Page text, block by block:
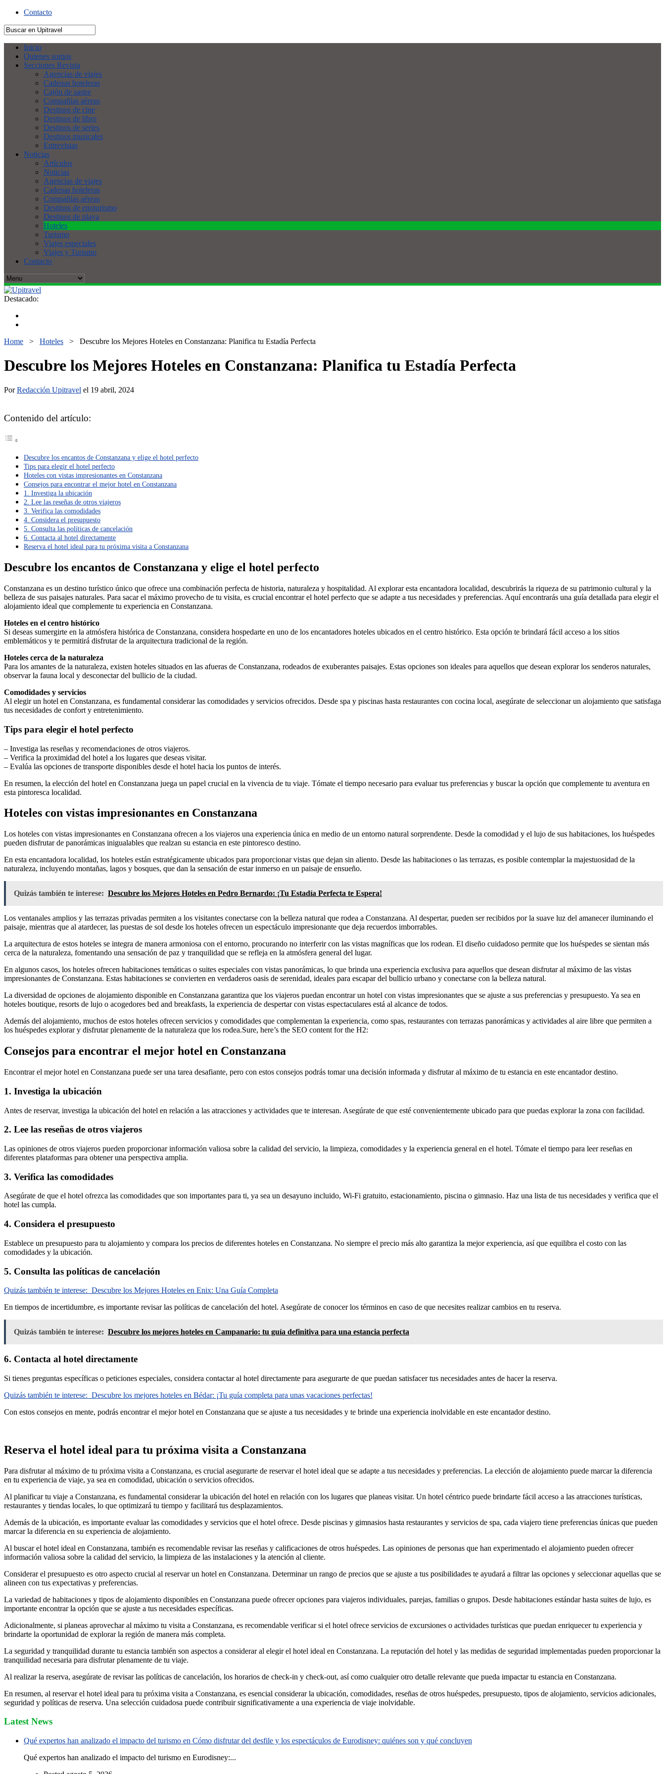
Contacto
Inicio
Quienes somos
Secciones Revista
Agencias de viajes
Cadenas hoteleras
Cajón de sastre
Compañías aéreas
Destinos de cine
Destinos de libro
Destinos de series
Destinos musicales
Entrevistas
Noticias
Artículos
Noticias
Agencias de viajes
Cadenas hoteleras
Compañías aéreas
Destinos de enoturismo
Destinos de playa
Hoteles
Turismo
Viajes especiales
Viajes y Turismo
Contacto
Destacado:
Home > Hoteles > Descubre los Mejores Hoteles en Constanzana: Planifica tu Estadía Perfecta
Descubre los Mejores Hoteles en Constanzana: Planifica tu Estadía Perfecta
PorRedacción Upitravel el 19 abril, 2024
Contenido del artículo:
Descubre los encantos de Constanzana y elige el hotel perfecto
Tips para elegir el hotel perfecto
Hoteles con vistas impresionantes en Constanzana
Consejos para encontrar el mejor hotel en Constanzana
1. Investiga la ubicación
2. Lee las reseñas de otros viajeros
3. Verifica las comodidades
4. Considera el presupuesto
5. Consulta las políticas de cancelación
6. Contacta al hotel directamente
Reserva el hotel ideal para tu próxima visita a Constanzana
Descubre los encantos de Constanzana y elige el hotel perfecto
Constanzana es un destino turístico único que ofrece una combinación perfecta de historia, naturaleza y hospitalidad. Al explorar esta encantadora localidad, descubrirás la riqueza de su patrimonio cultural y la
belleza de sus paisajes naturales. Para sacar el máximo provecho de tu visita, es crucial encontrar el hotel perfecto que se adapte a tus necesidades y preferencias. Aquí encontrarás una guía detallada para elegir el
alojamiento ideal que complemente tu experiencia en Constanzana.
Hoteles en el centro histórico
Si deseas sumergirte en la atmósfera histórica de Constanzana, considera hospedarte en uno de los encantadores hoteles ubicados en el centro histórico. Esta opción te brindará fácil acceso a los sitios
emblemáticos y te permitirá disfrutar de la arquitectura tradicional de la región.
Hoteles cerca de la naturaleza
Para los amantes de la naturaleza, existen hoteles situados en las afueras de Constanzana, rodeados de exuberantes paisajes. Estas opciones son ideales para aquellos que desean explorar los senderos naturales,
observar la fauna local y desconectar del bullicio de la ciudad.
Comodidades y servicios
Al elegir un hotel en Constanzana, es fundamental considerar las comodidades y servicios ofrecidos. Desde spa y piscinas hasta restaurantes con cocina local, asegúrate de seleccionar un alojamiento que satisfaga
tus necesidades de confort y entretenimiento.
Tips para elegir el hotel perfecto
– Investiga las reseñas y recomendaciones de otros viajeros.
– Verifica la proximidad del hotel a los lugares que deseas visitar.
– Evalúa las opciones de transporte disponibles desde el hotel hacia los puntos de interés.
En resumen, la elección del hotel en Constanzana juega un papel crucial en la vivencia de tu viaje. Tómate el tiempo necesario para evaluar tus preferencias y buscar la opción que complemente tu aventura en
esta pintoresca localidad.
Hoteles con vistas impresionantes en Constanzana
Los hoteles con vistas impresionantes en Constanzana ofrecen a los viajeros una experiencia única en medio de un entorno natural sorprendente. Desde la comodidad y el lujo de sus habitaciones, los huéspedes
pueden disfrutar de panorámicas inigualables que realzan su estancia en este pintoresco destino.
En esta encantadora localidad, los hoteles están estratégicamente ubicados para proporcionar vistas que dejan sin aliento. Desde las habitaciones o las terrazas, es posible contemplar la majestuosidad de la
naturaleza, incluyendo montañas, lagos y bosques, que dan la sensación de estar inmerso en un paisaje de ensueño.
Quizás también te interese: Descubre los Mejores Hoteles en Pedro Bernardo: ¡Tu Estadía Perfecta te Espera!
Los ventanales amplios y las terrazas privadas permiten a los visitantes conectarse con la belleza natural que rodea a Constanzana. Al despertar, pueden ser recibidos por la suave luz del amanecer iluminando el
paisaje, mientras que al atardecer, las puestas de sol desde los hoteles ofrecen un espectáculo impresionante que deja recuerdos imborrables.
La arquitectura de estos hoteles se integra de manera armoniosa con el entorno, procurando no interferir con las vistas magníficas que los rodean. El diseño cuidadoso permite que los huéspedes se sientan más
cerca de la naturaleza, fomentando una sensación de paz y tranquilidad que se refleja en la atmósfera general del lugar.
En algunos casos, los hoteles ofrecen habitaciones temáticas o suites especiales con vistas panorámicas, lo que brinda una experiencia exclusiva para aquellos que desean disfrutar al máximo de las vistas
impresionantes de Constanzana. Estas habitaciones se convierten en verdaderos oasis de serenidad, ideales para escapar del bullicio urbano y conectarse con la belleza natural.
La diversidad de opciones de alojamiento disponible en Constanzana garantiza que los viajeros puedan encontrar un hotel con vistas impresionantes que se ajuste a sus preferencias y presupuesto. Ya sea en
hoteles boutique, resorts de lujo o acogedores bed and breakfasts, la experiencia de despertar con vistas espectaculares está al alcance de todos.
Además del alojamiento, muchos de estos hoteles ofrecen servicios y comodidades que complementan la experiencia, como spas, restaurantes con terrazas panorámicas y actividades al aire libre que permiten a
los huéspedes explorar y disfrutar plenamente de la naturaleza que los rodea.Sure, here’s the SEO content for the H2:
Consejos para encontrar el mejor hotel en Constanzana
Encontrar el mejor hotel en Constanzana puede ser una tarea desafiante, pero con estos consejos podrás tomar una decisión informada y disfrutar al máximo de tu estancia en este encantador destino.
1. Investiga la ubicación
Antes de reservar, investiga la ubicación del hotel en relación a las atracciones y actividades que te interesan. Asegúrate de que esté convenientemente ubicado para que puedas explorar la zona con facilidad.
2. Lee las reseñas de otros viajeros
Las opiniones de otros viajeros pueden proporcionar información valiosa sobre la calidad del servicio, la limpieza, comodidades y la experiencia general en el hotel. Tómate el tiempo para leer reseñas en
diferentes plataformas para obtener una perspectiva amplia.
3. Verifica las comodidades
Asegúrate de que el hotel ofrezca las comodidades que son importantes para ti, ya sea un desayuno incluido, Wi-Fi gratuito, estacionamiento, piscina o gimnasio. Haz una lista de tus necesidades y verifica que el
hotel las cumpla.
4. Considera el presupuesto
Establece un presupuesto para tu alojamiento y compara los precios de diferentes hoteles en Constanzana. No siempre el precio más alto garantiza la mejor experiencia, así que equilibra el costo con las
comodidades y la ubicación.
5. Consulta las políticas de cancelación
Quizás también te interese: Descubre los Mejores Hoteles en Enix: Una Guía Completa
En tiempos de incertidumbre, es importante revisar las políticas de cancelación del hotel. Asegúrate de conocer los términos en caso de que necesites realizar cambios en tu reserva.
Quizás también te interese: Descubre los mejores hoteles en Campanario: tu guía definitiva para una estancia perfecta
6. Contacta al hotel directamente
Si tienes preguntas específicas o peticiones especiales, considera contactar al hotel directamente para asegurarte de que puedan satisfacer tus necesidades antes de hacer la reserva.
Quizás también te interese: Descubre los mejores hoteles en Bédar: ¡Tu guía completa para unas vacaciones perfectas!
Con estos consejos en mente, podrás encontrar el mejor hotel en Constanzana que se ajuste a tus necesidades y te brinde una experiencia inolvidable en este encantador destino.
Reserva el hotel ideal para tu próxima visita a Constanzana
Para disfrutar al máximo de tu próxima visita a Constanzana, es crucial asegurarte de reservar el hotel ideal que se adapte a tus necesidades y preferencias. La elección de alojamiento puede marcar la diferencia
en tu experiencia de viaje, ya sea en comodidad, ubicación o servicios ofrecidos.
Al planificar tu viaje a Constanzana, es fundamental considerar la ubicación del hotel en relación con los lugares que planeas visitar. Un hotel céntrico puede brindarte fácil acceso a las atracciones turísticas,
restaurantes y tiendas locales, lo que optimizará tu tiempo y facilitará tus desplazamientos.
Además de la ubicación, es importante evaluar las comodidades y servicios que el hotel ofrece. Desde piscinas y gimnasios hasta restaurantes y servicios de spa, cada viajero tiene preferencias únicas que pueden
marcar la diferencia en su experiencia de alojamiento.
Al buscar el hotel ideal en Constanzana, también es recomendable revisar las reseñas y calificaciones de otros huéspedes. Las opiniones de personas que han experimentado el alojamiento pueden ofrecer
información valiosa sobre la calidad del servicio, la limpieza de las instalaciones y la atención al cliente.
Considerar el presupuesto es otro aspecto crucial al reservar un hotel en Constanzana. Determinar un rango de precios que se ajuste a tus posibilidades te ayudará a filtrar las opciones y seleccionar aquellas que se
alineen con tus expectativas y preferencias.
La variedad de habitaciones y tipos de alojamiento disponibles en Constanzana puede ofrecer opciones para viajeros individuales, parejas, familias o grupos. Desde habitaciones estándar hasta suites de lujo, es
importante encontrar la opción que se ajuste a tus necesidades específicas.
Adicionalmente, si planeas aprovechar al máximo tu visita a Constanzana, es recomendable verificar si el hotel ofrece servicios de excursiones o actividades turísticas que puedan enriquecer tu experiencia y
brindarte la oportunidad de explorar la región de manera más completa.
La seguridad y tranquilidad durante tu estancia también son aspectos a considerar al elegir el hotel ideal en Constanzana. La reputación del hotel y las medidas de seguridad implementadas pueden proporcionar la
tranquilidad necesaria para disfrutar plenamente de tu viaje.
Al realizar la reserva, asegúrate de revisar las políticas de cancelación, los horarios de check-in y check-out, así como cualquier otro detalle relevante que pueda impactar tu estancia en Constanzana.
En resumen, al reservar el hotel ideal para tu próxima visita a Constanzana, es esencial considerar la ubicación, comodidades, reseñas de otros huéspedes, presupuesto, tipos de alojamiento, servicios adicionales,
seguridad y políticas de reserva. Una selección cuidadosa puede contribuir significativamente a una experiencia de viaje inolvidable.
Latest News
Qué expertos han analizado el impacto del turismo en Cómo disfrutar del desfile y los espectáculos de Eurodisney: quiénes son y qué concluyen
Qué expertos han analizado el impacto del turismo en Eurodisney:...